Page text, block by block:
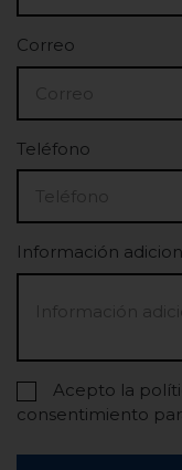
Correo
Teléfono
Información
Acepto la
consentimiento